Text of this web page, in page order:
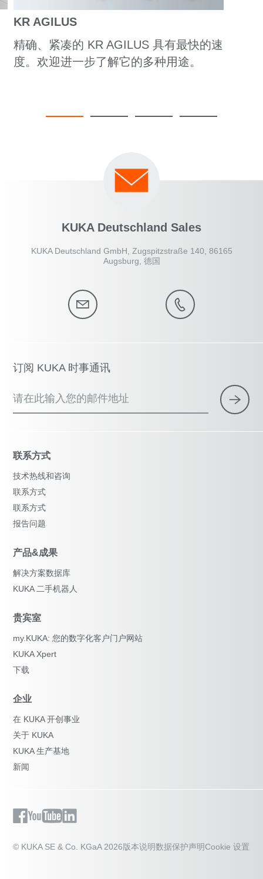
KR AGILUS
精确、紧凑的 KR AGILUS 具有最快的速
度。欢迎进一步了解它的多种用途。
KUKA Deutschland Sales
KUKA Deutschland GmbH, Zugspitzstraße 140, 86165
Augsburg, 德国
订阅 KUKA 时事通讯
请在此输入您的邮件地址
联系方式
技术热线和咨询
联系方式
联系方式
报告问题
产品&成果
解决方案数据库
KUKA 二手机器人
贵宾室
my.KUKA: 您的数字化客户门户网站
KUKA Xpert
下载
企业
在 KUKA 开创事业
关于 KUKA
KUKA 生产基地
新闻
© KUKA SE & Co. KGaA 2026版本说明数据保护声明Cookie 设置